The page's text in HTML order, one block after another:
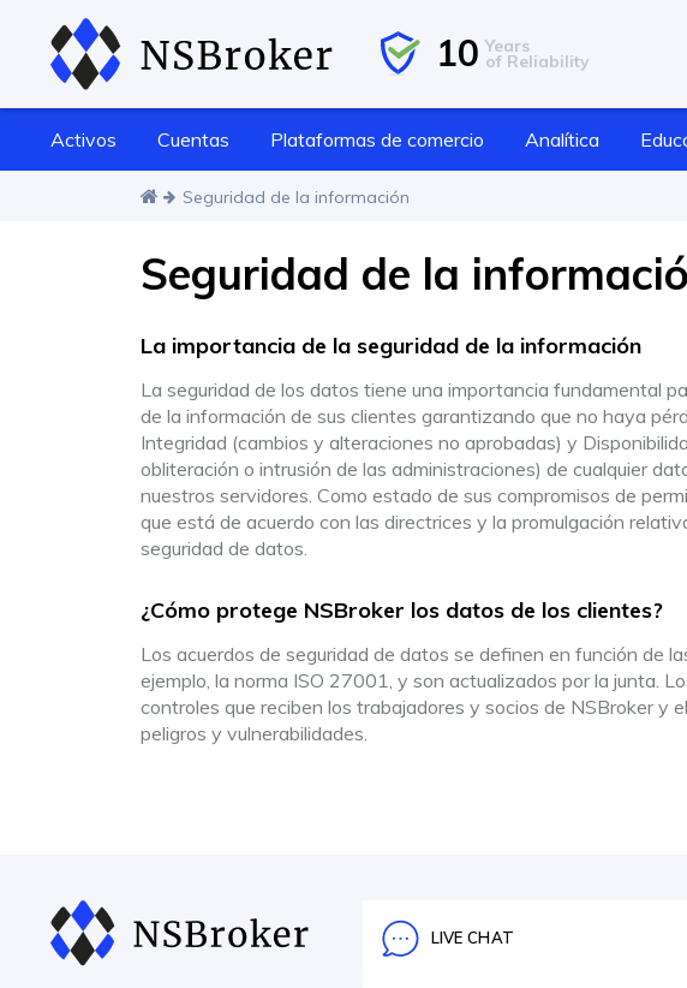
10 Years
of Reliability
Activos Cuentas Plataformas de comercio Analítica
Seguridad de la información
Seguridad de la
La importancia de la seguridad de la información
La seguridad de los datos tiene una importancia fundamental
de la información de sus clientes garantizando que no haya
Integridad (cambios y alteraciones no aprobadas) y
obliteración o intrusión de las administraciones) de cualquier
nuestros servidores. Como estado de sus compromisos de
que está de acuerdo con las directrices y la promulgación
seguridad de datos.
¿Cómo protege NSBroker los datos de los clientes?
Los acuerdos de seguridad de datos se definen en función de
ejemplo, la norma ISO 27001, y son actualizados por la junta.
controles que reciben los trabajadores y socios de NSBroker y
peligros y vulnerabilidades.
LIVE CHAT